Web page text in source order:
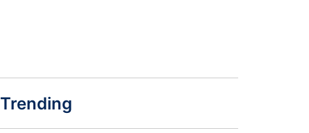
Trending